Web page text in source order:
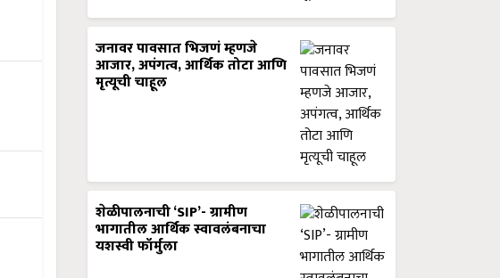
जनावर पावसात भिजणं म्हणजे
आजार, अपंगत्व, आर्थिक तोटा आणि
मृत्यूची चाहूल
शेळीपालनाची ‘SIP’- ग्रामीण
भागातील आर्थिक स्वावलंबनाचा
यशस्वी फॉर्मुला